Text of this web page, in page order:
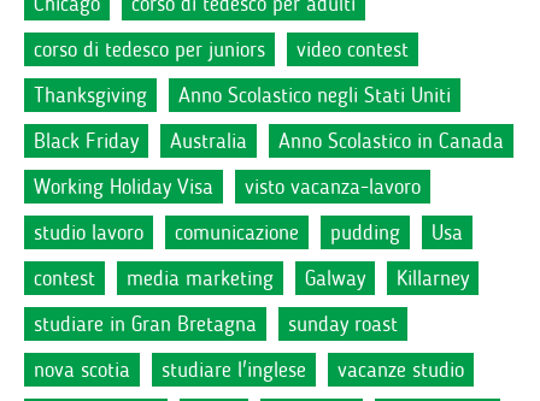
corso di tedesco per juniors
video contest
Thanksgiving
Anno Scolastico negli Stati Uniti
Black Friday
Australia
Anno Scolastico in Canada
Working Holiday Visa
visto vacanza-lavoro
studio lavoro
comunicazione pudding
Usa
contest
media marketing Galway
Killarney
studiare in Gran Bretagna
sunday roast
nova scotia
studiare l'inglese
vacanze studio